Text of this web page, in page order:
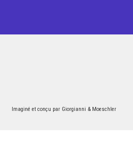
Imaginé et conçu par Giorgianni & Moeschler